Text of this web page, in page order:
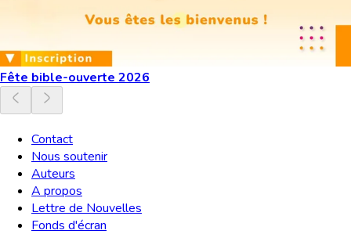
Fête bible-ouverte 2026
Contact
Nous soutenir
Auteurs
A propos
Lettre de Nouvelles
Fonds d'écran